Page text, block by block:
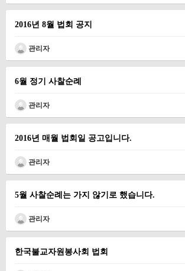
2016년 8월 법회 공지
관리자
6월 정기 사찰순례
관리자
2016년 매월 법회일 공고입니다.
관리자
5월 사찰순례는 가지 않기로 했습니다.
관리자
한국불교자원봉사회 법회